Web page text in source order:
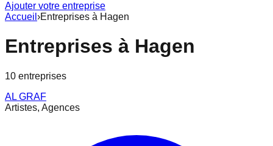
Ajouter votre entreprise
Accueil ›Entreprises à Hagen
Entreprises à Hagen
10 entreprises
AL GRAF
Artistes, Agences